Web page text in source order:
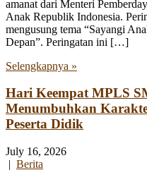
amanat dari Menteri
Anak Republik Indonesia.
mengusung tema “Sayangi
Depan”. Peringatan ini […]
Selengkapnya »
Hari Keempat MPLS
Menumbuhkan
Peserta Didik
July 16, 2026
| Berita